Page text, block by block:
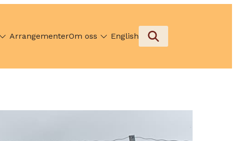
ArrangementerOm oss English